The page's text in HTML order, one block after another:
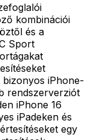
kombinációi
és a
Sport
iPhone-
rendszerverziót
iPhone 16
iPadeken és
egy